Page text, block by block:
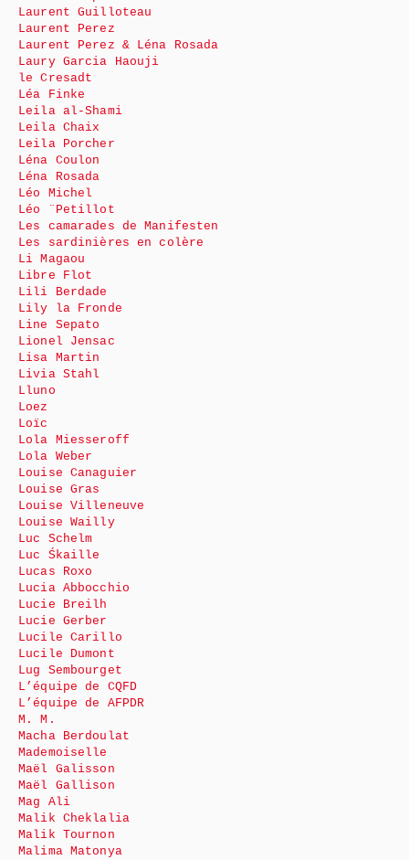
Laurent Guilloteau
Laurent Perez
Laurent Perez & Léna Rosada
Laury Garcia Haouji
le Cresadt
Léa Finke
Leila al-Shami
Leila Chaix
Leila Porcher
Léna Coulon
Léna Rosada
Léo Michel
Léo ¨Petillot
Les camarades de Manifesten
Les sardinières en colère
Li Magaou
Libre Flot
Lili Berdade
Lily la Fronde
Line Sepato
Lionel Jensac
Lisa Martin
Livia Stahl
Lluno
Loez
Loïc
Lola Miesseroff
Lola Weber
Louise Canaguier
Louise Gras
Louise Villeneuve
Louise Wailly
Luc Schelm
Luc Śkaille
Lucas Roxo
Lucia Abbocchio
Lucie Breilh
Lucie Gerber
Lucile Carillo
Lucile Dumont
Lug Sembourget
L’équipe de CQFD
L’équipe de AFPDR
M. M.
Macha Berdoulat
Mademoiselle
Maël Galisson
Maël Gallison
Mag Ali
Malik Cheklalia
Malik Tournon
Malima Matonya